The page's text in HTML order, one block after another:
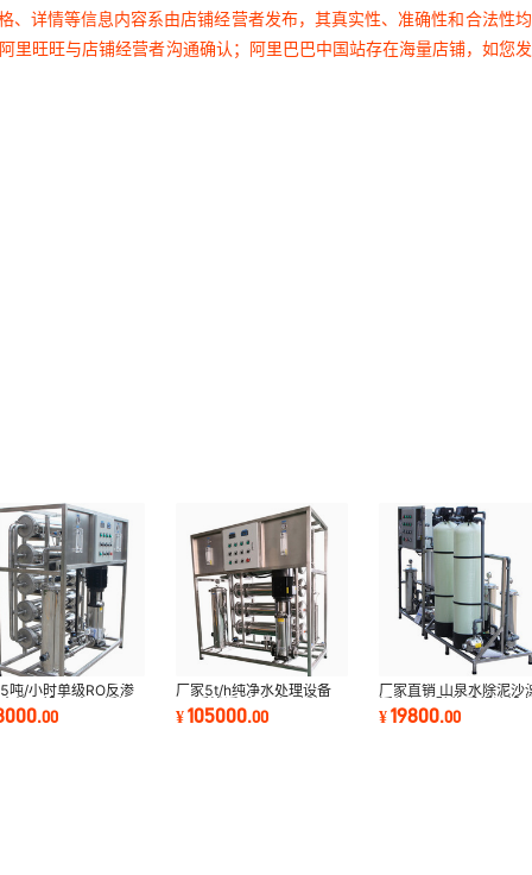
详情等信息内容系由店铺经营者发布，其真实性、准确性和合法性
旺旺与店铺经营者沟通确认；阿里巴巴中国站存在海量店铺，如您
吨/小时单级RO反渗
处理设备 全不锈钢
装 .00
厂家5t/h纯净水处理设备
RO反渗透 全自动不锈钢
304纯水机
¥105000.00
厂家直销 山泉水除泥沙
浮物保留矿物质超滤设
PVDF合金膜材
¥19800.00